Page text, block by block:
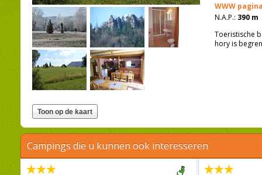
WWW
N.A.P.: 390 m
Toeristische
hory is
Campings die u kunnen ook interesseren